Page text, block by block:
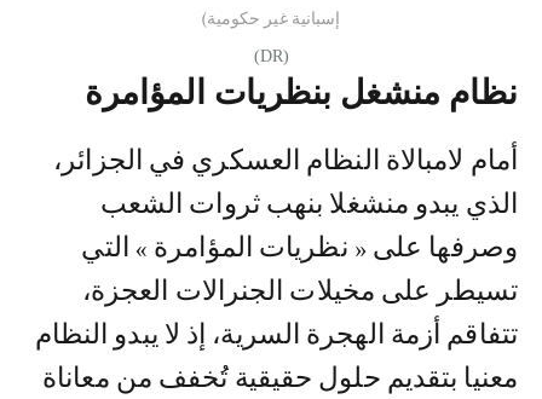
إسبانية غير حكومية)
(DR)
نظام منشغل بنظريات المؤامرة
أمام لامبالاة النظام العسكري في الجزائر،
الذي يبدو منشغلا بنهب ثروات الشعب
وصرفها على « نظريات المؤامرة » التي
تسيطر على مخيلات الجنرالات العجزة،
تتفاقم أزمة الهجرة السرية، إذ لا يبدو النظام
معنيا بتقديم حلول حقيقية تُخفف من معاناة